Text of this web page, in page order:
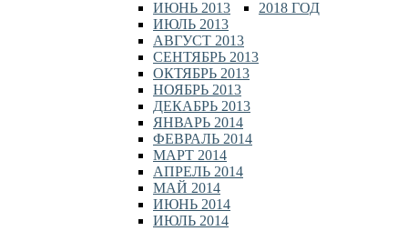
ИЮНЬ 2013
ИЮЛЬ 2013
АВГУСТ 2013
СЕНТЯБРЬ 2013
ОКТЯБРЬ 2013
НОЯБРЬ 2013
ДЕКАБРЬ 2013
ЯНВАРЬ 2014
ФЕВРАЛЬ 2014
МАРТ 2014
АПРЕЛЬ 2014
МАЙ 2014
ИЮНЬ 2014
ИЮЛЬ 2014
2018 ГОД